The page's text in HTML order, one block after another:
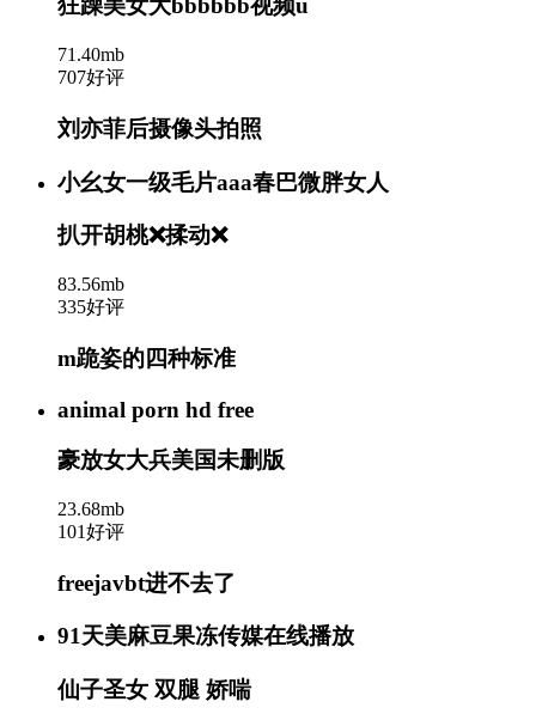
狂躁美女大bbbbbb视频u
71.40mb
707好评
刘亦菲后摄像头拍照
小幺女一级毛片aaa春巴微胖女人
扒开胡桃❌揉动❌
83.56mb
335好评
m跪姿的四种标准
animal porn hd free
豪放女大兵美国未删版
23.68mb
101好评
freejavbt进不去了
91天美麻豆果冻传媒在线播放
仙子圣女 双腿 娇喘